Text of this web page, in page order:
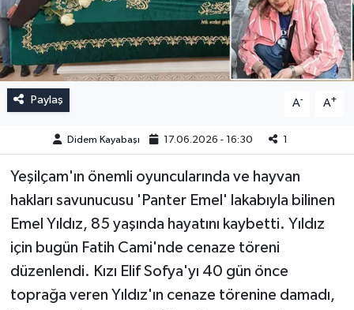
Paylaş A- A+
Didem Kayabaşı 17.06.2026 - 16:30 1
Yeşilçam'ın önemli oyuncularında ve hayvan
hakları savunucusu 'Panter Emel' lakabıyla bilinen
Emel Yıldız, 85 yaşında hayatını kaybetti. Yıldız
için bugün Fatih Cami'nde cenaze töreni
düzenlendi. Kızı Elif Sofya'yı 40 gün önce
toprağa veren Yıldız'ın cenaze törenine damadı,